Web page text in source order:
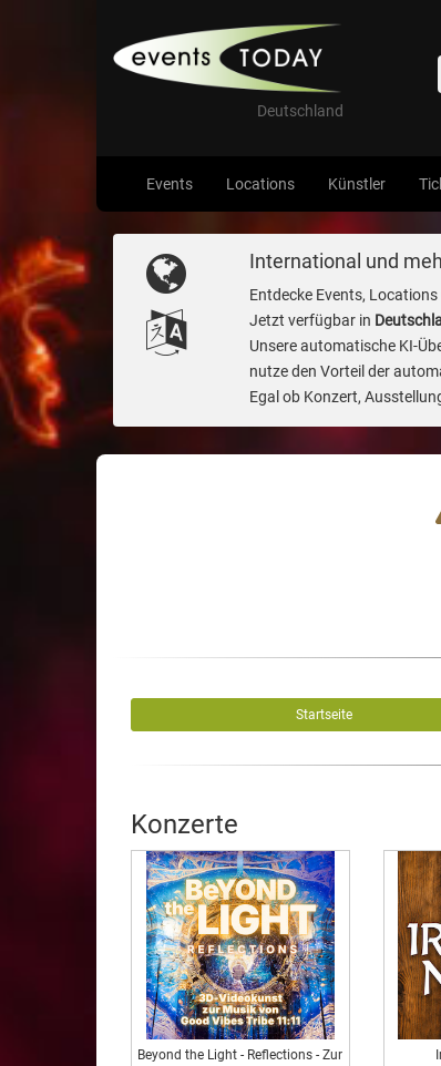
Deutschland
Events Locations Künstler
International und
Entdecke Events,
Jetzt verfügbar in
Unsere automatische KI-
nutze den Vorteil der
Egal ob Konzert,
Startseite
Konzerte
Beyond the Light - Reflections - Zur